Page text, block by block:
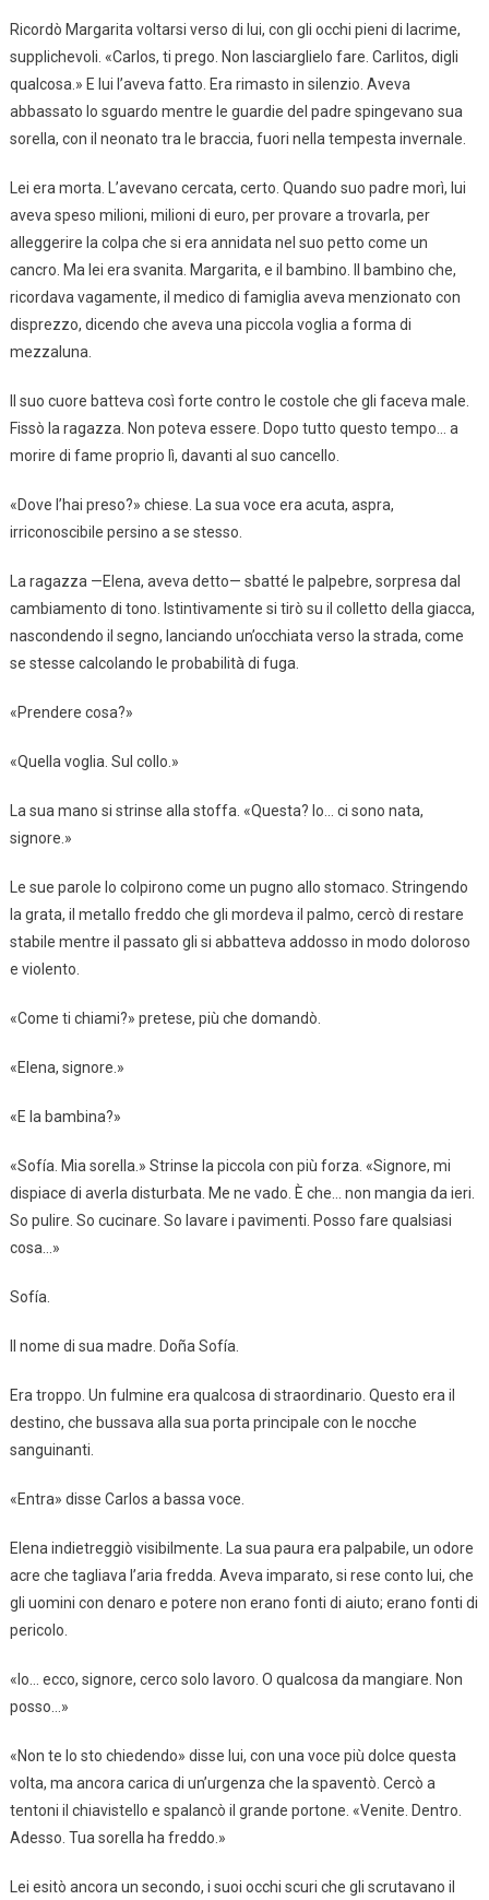
Ricordò Margarita voltarsi verso di lui, con gli occhi pieni di lacrime,
supplichevoli. «Carlos, ti prego. Non lasciarglielo fare. Carlitos, digli
qualcosa.» E lui l’aveva fatto. Era rimasto in silenzio. Aveva
abbassato lo sguardo mentre le guardie del padre spingevano sua
sorella, con il neonato tra le braccia, fuori nella tempesta invernale.
Lei era morta. L’avevano cercata, certo. Quando suo padre morì, lui
aveva speso milioni, milioni di euro, per provare a trovarla, per
alleggerire la colpa che si era annidata nel suo petto come un
cancro. Ma lei era svanita. Margarita, e il bambino. Il bambino che,
ricordava vagamente, il medico di famiglia aveva menzionato con
disprezzo, dicendo che aveva una piccola voglia a forma di
mezzaluna.
Il suo cuore batteva così forte contro le costole che gli faceva male.
Fissò la ragazza. Non poteva essere. Dopo tutto questo tempo… a
morire di fame proprio lì, davanti al suo cancello.
«Dove l’hai preso?» chiese. La sua voce era acuta, aspra,
irriconoscibile persino a se stesso.
La ragazza —Elena, aveva detto— sbatté le palpebre, sorpresa dal
cambiamento di tono. Istintivamente si tirò su il colletto della giacca,
nascondendo il segno, lanciando un’occhiata verso la strada, come
se stesse calcolando le probabilità di fuga.
«Prendere cosa?»
«Quella voglia. Sul collo.»
La sua mano si strinse alla stoffa. «Questa? Io… ci sono nata,
signore.»
Le sue parole lo colpirono come un pugno allo stomaco. Stringendo
la grata, il metallo freddo che gli mordeva il palmo, cercò di restare
stabile mentre il passato gli si abbatteva addosso in modo doloroso
e violento.
«Come ti chiami?» pretese, più che domandò.
«Elena, signore.»
«E la bambina?»
«Sofía. Mia sorella.» Strinse la piccola con più forza. «Signore, mi
dispiace di averla disturbata. Me ne vado. È che… non mangia da ieri.
So pulire. So cucinare. So lavare i pavimenti. Posso fare qualsiasi
cosa…»
Sofía.
Il nome di sua madre. Doña Sofía.
Era troppo. Un fulmine era qualcosa di straordinario. Questo era il
destino, che bussava alla sua porta principale con le nocche
sanguinanti.
«Entra» disse Carlos a bassa voce.
Elena indietreggiò visibilmente. La sua paura era palpabile, un odore
acre che tagliava l’aria fredda. Aveva imparato, si rese conto lui, che
gli uomini con denaro e potere non erano fonti di aiuto; erano fonti di
pericolo.
«Io… ecco, signore, cerco solo lavoro. O qualcosa da mangiare. Non
posso…»
«Non te lo sto chiedendo» disse lui, con una voce più dolce questa
volta, ma ancora carica di un’urgenza che la spaventò. Cercò a
tentoni il chiavistello e spalancò il grande portone. «Venite. Dentro.
Adesso. Tua sorella ha freddo.»
Lei esitò ancora un secondo, i suoi occhi scuri che gli scrutavano il